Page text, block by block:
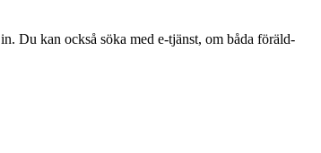
Du kan också söka med e-tjänst, om båda föräld­